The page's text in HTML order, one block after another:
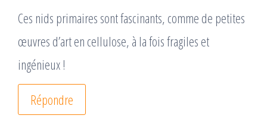
Ces nids primaires sont fascinants, comme de petites
œuvres d’art en cellulose, à la fois fragiles et
ingénieux !
Répondre